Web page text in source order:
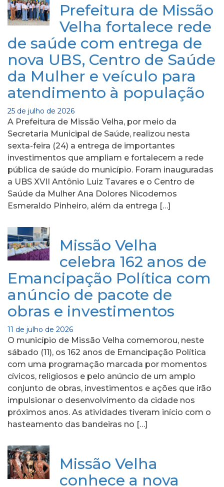
Prefeitura de Missão
Velha fortalece rede
de saúde com entrega de
nova UBS, Centro de Saúde
da Mulher e veículo para
atendimento à população
25 de julho de 2026
A Prefeitura de Missão Velha, por meio da
Secretaria Municipal de Saúde, realizou nesta
sexta-feira (24) a entrega de importantes
investimentos que ampliam e fortalecem a rede
pública de saúde do município. Foram inauguradas
a UBS XVII Antônio Luiz Tavares e o Centro de
Saúde da Mulher Ana Dolores Nicodemos
Esmeraldo Pinheiro, além da entrega […]
Missão Velha
celebra 162 anos de
Emancipação Política com
anúncio de pacote de
obras e investimentos
11 de julho de 2026
O município de Missão Velha comemorou, neste
sábado (11), os 162 anos de Emancipação Política
com uma programação marcada por momentos
cívicos, religiosos e pelo anúncio de um amplo
conjunto de obras, investimentos e ações que irão
impulsionar o desenvolvimento da cidade nos
próximos anos. As atividades tiveram início com o
hasteamento das bandeiras no […]
Missão Velha
conhece a nova